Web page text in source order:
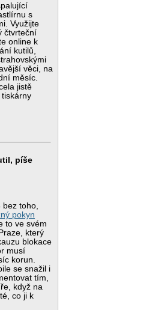
s
Využijte
čtvrteční
online k
kutilů,
věci, na
měsíc.
jistě
píše
bez toho,
pokyn
to ve svém
který
blokace
musí
korun.
se snažil i
tím,
když na
co ji k